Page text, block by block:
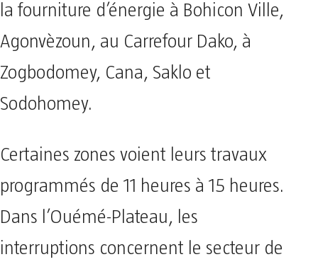
la fourniture d’énergie à Bohicon Ville,
Agonvèzoun, au Carrefour Dako, à
Zogbodomey, Cana, Saklo et
Sodohomey.
​Certaines zones voient leurs travaux
programmés de 11 heures à 15 heures.
Dans l’Ouémé-Plateau, les
interruptions concernent le secteur de